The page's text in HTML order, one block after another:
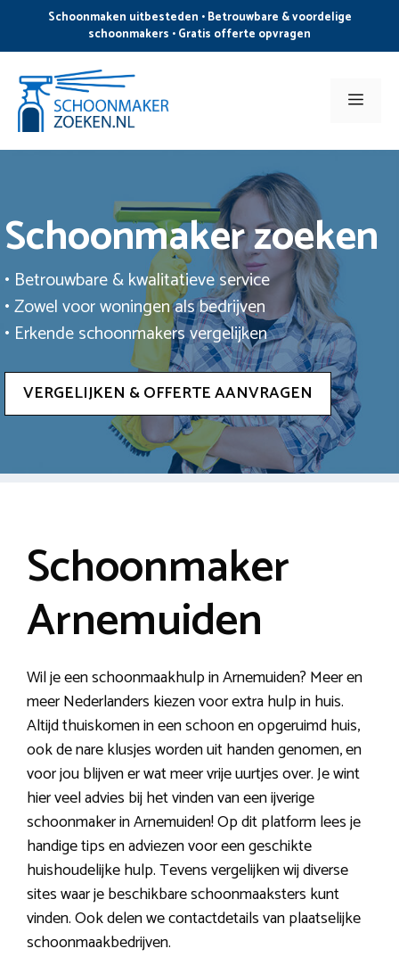
de
inhoud
Schoonmaken uitbesteden • Betrouwbare & voordelige
schoonmakers • Gratis offerte opvragen
Menu
Schoonmaker zoeken
• Betrouwbare & kwalitatieve service
• Zowel voor woningen als bedrijven
• Erkende schoonmakers vergelijken
VERGELIJKEN & OFFERTE AANVRAGEN
Schoonmaker
Arnemuiden
Wil je een schoonmaakhulp in Arnemuiden? Meer en
meer Nederlanders kiezen voor extra hulp in huis.
Altijd thuiskomen in een schoon en opgeruimd huis,
ook de nare klusjes worden uit handen genomen, en
voor jou blijven er wat meer vrije uurtjes over. Je wint
hier veel advies bij het vinden van een ijverige
schoonmaker in Arnemuiden! Op dit platform lees je
handige tips en adviezen voor een geschikte
huishoudelijke hulp. Tevens vergelijken wij diverse
sites waar je beschikbare schoonmaaksters kunt
vinden. Ook delen we contactdetails van plaatselijke
schoonmaakbedrijven.